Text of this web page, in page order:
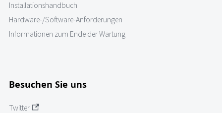
Installationshandbuch
Hardware-/Software-Anforderungen
Informationen zum Ende der Wartung
Besuchen Sie uns
Twitter